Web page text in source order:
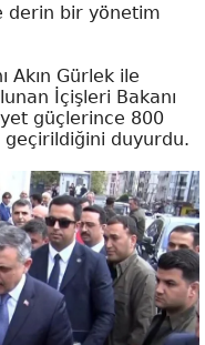
derin bir yönetim
Akın Gürlek ile
İçişleri Bakanı
güçlerince 800
duyurdu.